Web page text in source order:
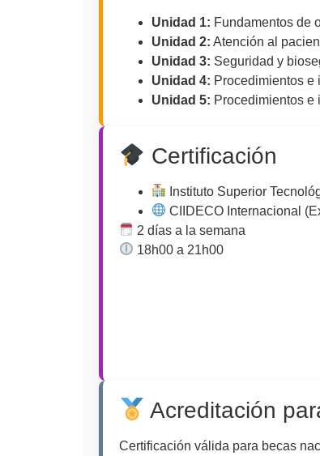
Unidad 1: Fundamentos de
Unidad 2: Atención al
Unidad 3: Seguridad y
Unidad 4: Procedimientos e
Unidad 5: Procedimientos e
Certificación
Instituto Superior
CIIDECO Internacional
2 días a la semana
18h00 a 21h00
Acreditación
Certificación válida para becas